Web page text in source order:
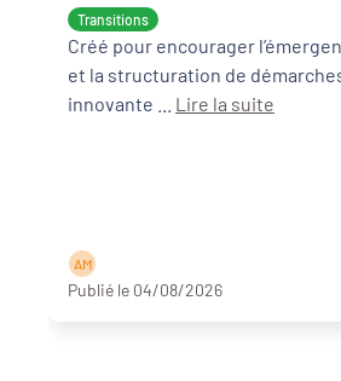
Transitions
écologique et sociale
Créé pour encourager
et la structuration de
Lire la suite
A M
Publié le 04/08/2026